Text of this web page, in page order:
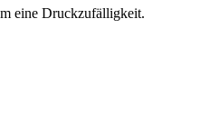
eine Druckzufälligkeit.